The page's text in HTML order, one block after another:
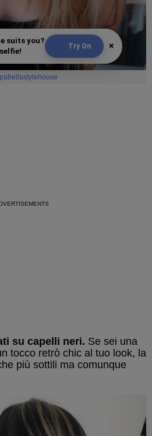
suits you?
Try On ×
su capelli neri. Se sei una
tocco retrò chic al tuo look, la
più sottili ma comunque